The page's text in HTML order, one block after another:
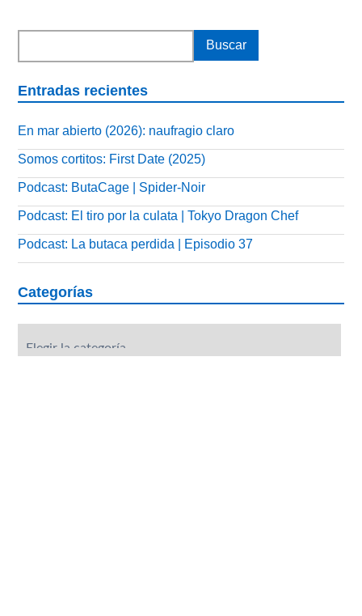
Entradas recientes
En mar abierto (2026): naufragio claro
Somos cortitos: First Date (2025)
Podcast: ButaCage | Spider-Noir
Podcast: El tiro por la culata | Tokyo Dragon Chef
Podcast: La butaca perdida | Episodio 37
Categorías